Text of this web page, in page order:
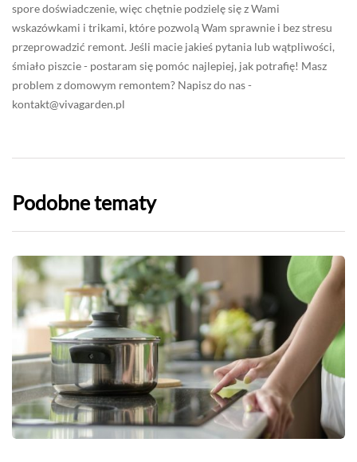
spore doświadczenie, więc chętnie podzielę się z Wami
wskazówkami i trikami, które pozwolą Wam sprawnie i bez stresu
przeprowadzić remont. Jeśli macie jakieś pytania lub wątpliwości,
śmiało piszcie - postaram się pomóc najlepiej, jak potrafię! Masz
problem z domowym remontem? Napisz do nas -
kontakt@vivagarden.pl
Podobne tematy